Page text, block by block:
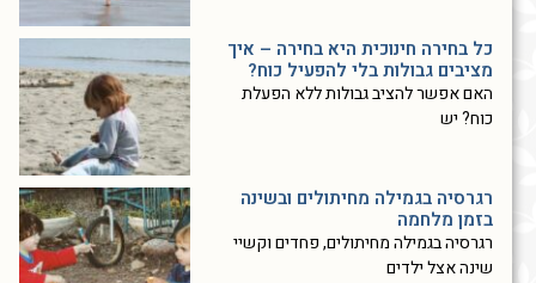
כל בחירה חינוכית היא בחירה – איך
מציבים גבולות בלי להפעיל כוח?
האם אפשר להציב גבולות ללא הפעלת
כוח? יש
רגרסיה בגמילה מחיתולים ובשינה
בזמן מלחמה
רגרסיה בגמילה מחיתולים, פחדים וקשיי
שינה אצל ילדים